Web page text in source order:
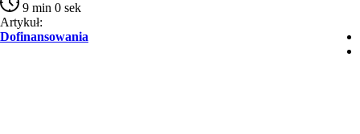
9 min 0 sek
Artykuł:
Dofinansowania